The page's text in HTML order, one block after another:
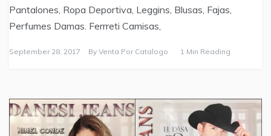
Pantalones, Ropa Deportiva, Leggins, Blusas, Fajas,
Perfumes Damas. Ferrreti Camisas,
September 28, 2017 By Venta Por Catalogo 1 Min Reading